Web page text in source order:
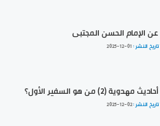
عن الإمام الحسن المجتبى
تاريخ النشر :2025-12-01
أحاديث مهدوية (2) من هو السفير الأول؟
تاريخ النشر :2025-12-02